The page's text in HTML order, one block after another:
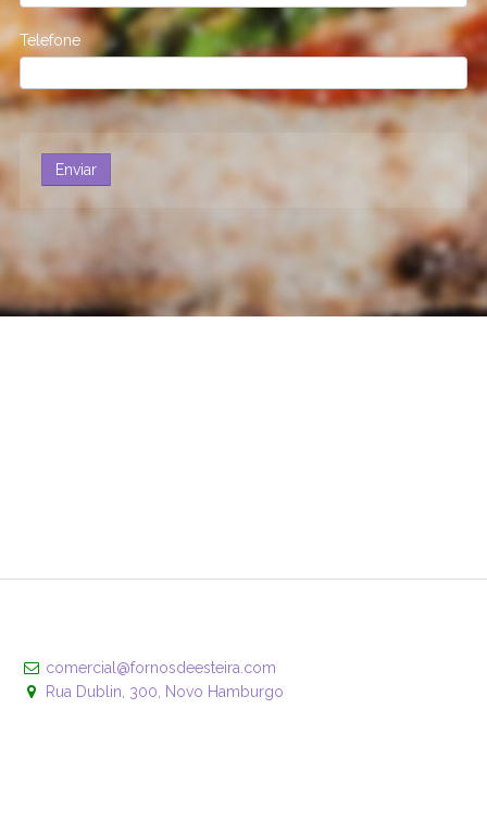
Telefone
Enviar
comercial@fornosdeesteira.com
Rua Dublin, 300, Novo Hamburgo